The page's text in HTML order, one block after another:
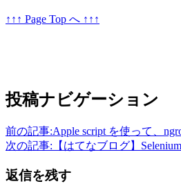
↑↑↑ Page Top へ ↑↑↑
投稿ナビゲーション
前の記事:Apple script を使って、
次の記事: 【はてなブログ】
返信を残す